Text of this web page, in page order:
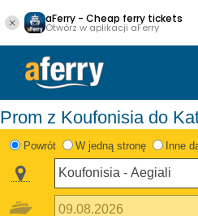
aFerry - Cheap ferry tickets
Otwórz w aplikacji aFerry
Prom z Koufonisia do
Powrót W jedną stronę Inne